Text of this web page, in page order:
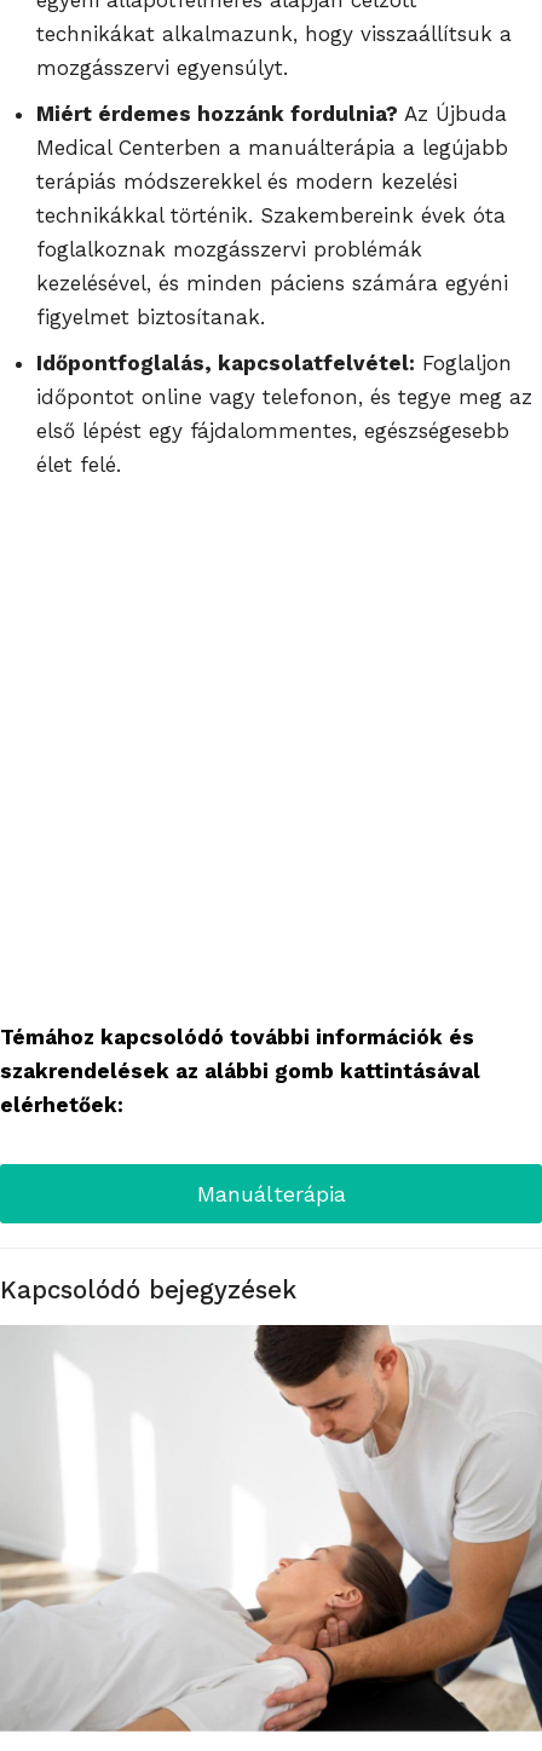
technikákat alkalmazunk, hogy visszaállítsuk a
mozgásszervi egyensúlyt.
Miért érdemes hozzánk fordulnia? Az Újbuda
Medical Centerben a manuálterápia a legújabb
terápiás módszerekkel és modern kezelési
technikákkal történik. Szakembereink évek óta
foglalkoznak mozgásszervi problémák
kezelésével, és minden páciens számára egyéni
figyelmet biztosítanak.
Időpontfoglalás, kapcsolatfelvétel: Foglaljon
időpontot online vagy telefonon, és tegye meg az
első lépést egy fájdalommentes, egészségesebb
élet felé.
Témához kapcsolódó további információk és
szakrendelések az alábbi gomb kattintásával
elérhetőek:
Manuálterápia
Kapcsolódó bejegyzések